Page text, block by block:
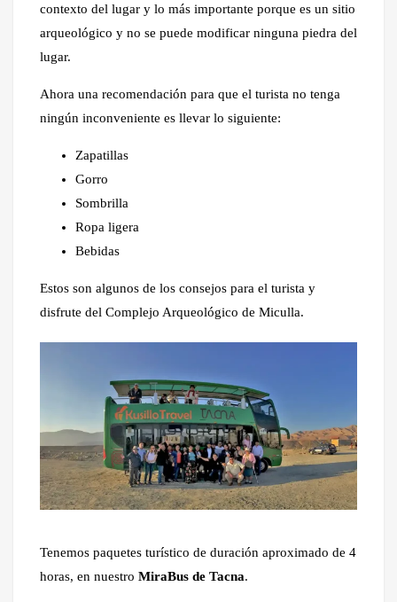
contexto del lugar y lo más importante porque es un sitio
arqueológico y no se puede modificar ninguna piedra del
lugar.
Ahora una recomendación para que el turista no tenga
ningún inconveniente es llevar lo siguiente:
Zapatillas
Gorro
Sombrilla
Ropa ligera
Bebidas
Estos son algunos de los consejos para el turista y
disfrute del Complejo Arqueológico de Miculla.
Tenemos paquetes turístico de duración aproximado de 4
horas, en nuestro MiraBus de Tacna.